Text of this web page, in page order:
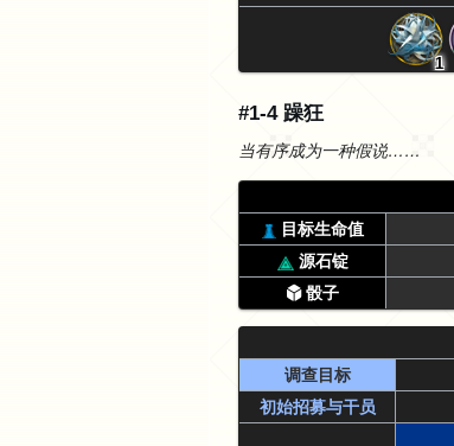
1
#1-4 躁狂
当有序成为一种假说……
目标生命值
源石锭
骰子
调查目标
初始招募与干员